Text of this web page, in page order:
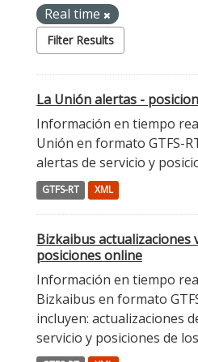
Real time
Filter Results
La Unión alertas -
Información en tiempo
Unión en formato GTFS-
alertas de servicio y
GTFS-RT XML
Bizkaibus actualizaciones
posiciones online
Información en tiempo
Bizkaibus en formato
incluyen: actualizaciones
servicio y posiciones de